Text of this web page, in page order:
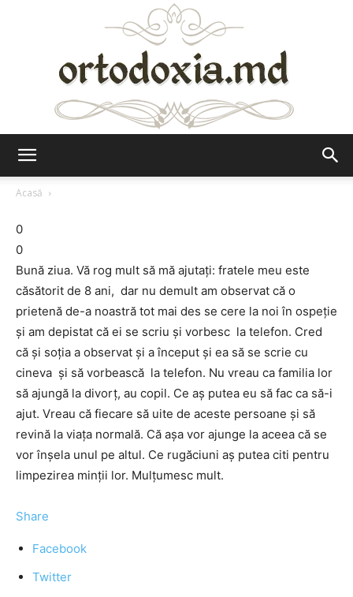
Acasă
0
0
Bună ziua. Vă rog mult să mă ajutați: fratele meu este
căsătorit de 8 ani, dar nu demult am observat că o
prietenă de-a noastră tot mai des se cere la noi în ospeție
și am depistat că ei se scriu și vorbesc la telefon. Cred
că și soția a observat și a început și ea să se scrie cu
cineva și să vorbească la telefon. Nu vreau ca familia lor
să ajungă la divorț, au copil. Ce aș putea eu să fac ca să-i
ajut. Vreau că fiecare să uite de aceste persoane și să
revină la viața normală. Că așa vor ajunge la aceea că se
vor înșela unul pe altul. Ce rugăciuni aș putea citi pentru
limpezirea minții lor. Mulțumesc mult.
Share
Facebook
Twitter